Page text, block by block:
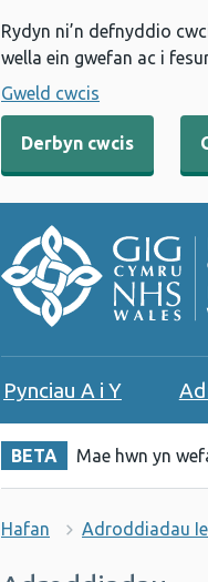
Rydyn ni’n defnyddio
wella ein gwefan ac i
Gweld cwcis
Derbyn cwcis
Pynciau A i Y
BETA Mae hwn yn
Hafan Adroddiadau